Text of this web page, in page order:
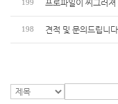
199 프로파일이 찌그러져
198 견적 및 문의드립니다